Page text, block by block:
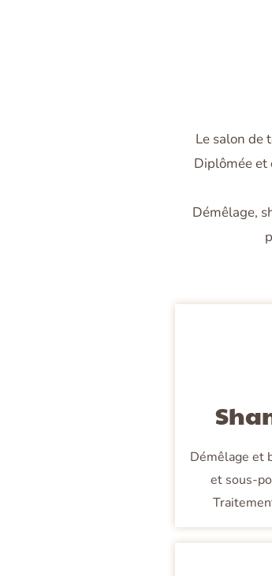
Le salon de
Diplômée et
Démêlage,
Démêlage et
et sous-